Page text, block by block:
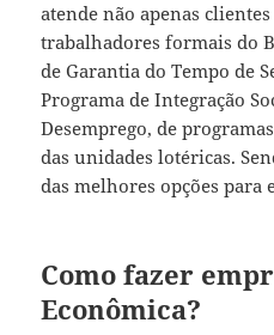
atende não apenas
trabalhadores formais do
de Garantia do Tempo de
Programa de Integração
Desemprego, de
das unidades lotéricas.
das melhores opções para
Como fazer
Econômica?